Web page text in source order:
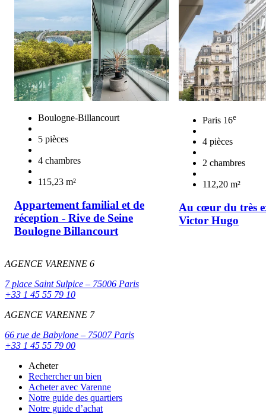
Boulogne-Billancourt
5 pièces
4 chambres
115,23 m²
Appartement familial et de
réception - Rive de Seine
Boulogne Billancourt
Paris 16e
4 pièces
2 chambres
112,20 m²
Au cœur du très
Victor Hugo
AGENCE VARENNE 6
7 place Saint Sulpice – 75006 Paris
+33 1 45 55 79 10
AGENCE VARENNE 7
66 rue de Babylone – 75007 Paris
+33 1 45 55 79 00
Acheter
Rechercher un bien
Acheter avec Varenne
Notre guide des quartiers
Notre guide d’achat